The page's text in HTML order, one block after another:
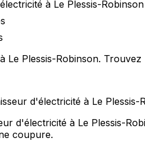
à Le Plessis-Robinson
Le Plessis-Robinson.
d'électricité à Le Plessis-
d'électricité à Le Plessis-
coupure.